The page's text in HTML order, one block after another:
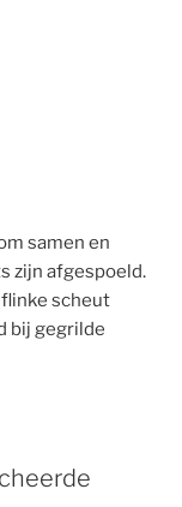
samen en
zijn afgespoeld.
scheut
bij gegrilde